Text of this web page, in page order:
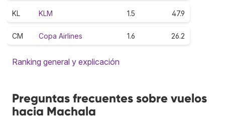
KL KLM 1.5 47.9
CM Copa Airlines 1.6 26.2
Ranking general y explicación
Preguntas frecuentes sobre vuelos
hacia Machala